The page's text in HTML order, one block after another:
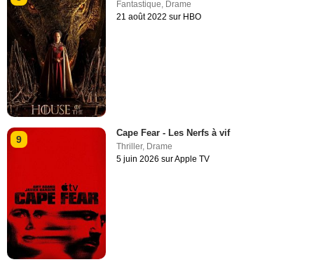
Fantastique Drame
21 août 2022 sur HBO
9
Cape Fear - Les Nerfs à vif
Thriller, Drame
5 juin 2026 sur Apple TV